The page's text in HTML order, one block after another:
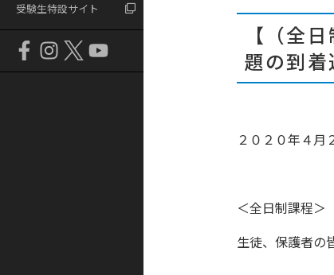
受験生特設サイト
【（全
題の到着
２０２０年４月
＜全日制課程＞
生徒、保護者の